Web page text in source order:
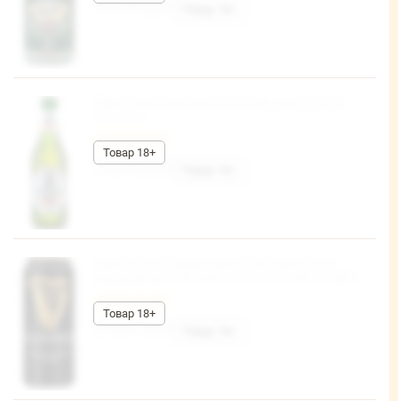
123,96 руб/шт
Честный знак
130,90 руб/шт
Честный знак
216,81 руб/шт